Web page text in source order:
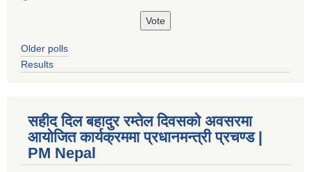
Older polls
Results
सहीद दिल बहादुर रम्तेल दिवसको अवसरमा
आयोजित कार्यक्रममा प्रधानमन्त्री प्रचण्ड |
PM Nepal